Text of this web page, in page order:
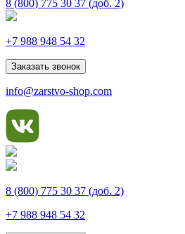
8 (800) 775 30 37 (доб. 2)
+7 988 948 54 32
Заказать звонок
info@zarstvo-shop.com
8 (800) 775 30 37 (доб. 2)
+7 988 948 54 32